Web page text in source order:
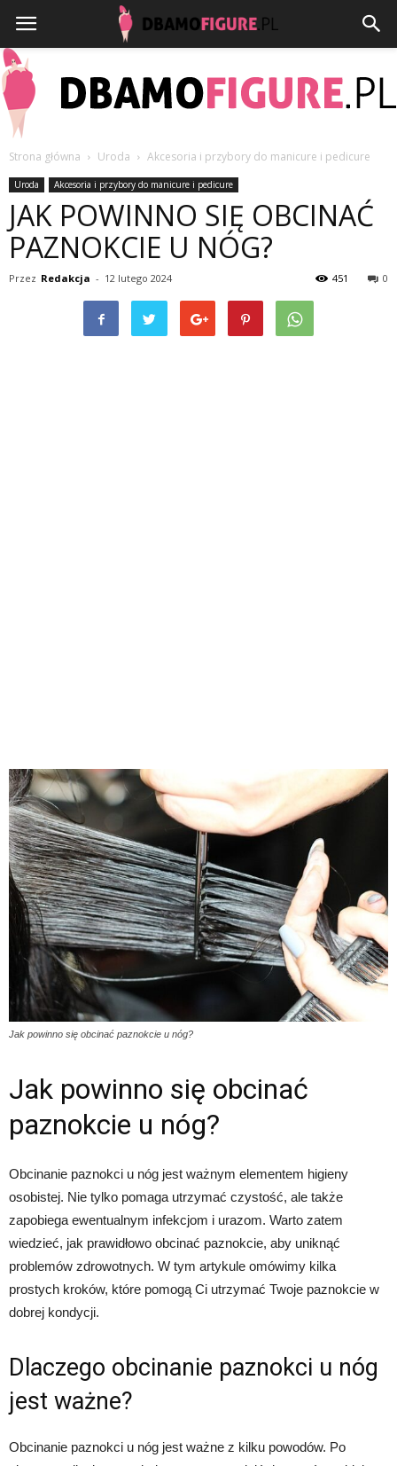
Dbamofigure.pl
Strona główna Uroda Akcesoria i przybory do manicure i pedicure
Uroda Akcesoria i przybory do manicure i pedicure
JAK POWINNO SIĘ OBCINAĆ
PAZNOKCIE U NÓG?
Przez Redakcja - 12 lutego 2024 0
451
Jak powinno się obcinać paznokcie u nóg?
Jak powinno się obcinać
paznokcie u nóg?
Obcinanie paznokci u nóg jest ważnym elementem higieny
osobistej. Nie tylko pomaga utrzymać czystość, ale także
zapobiega ewentualnym infekcjom i urazom. Warto zatem
wiedzieć, jak prawidłowo obcinać paznokcie, aby uniknąć
problemów zdrowotnych. W tym artykule omówimy kilka
prostych kroków, które pomogą Ci utrzymać Twoje paznokcie w
dobrej kondycji.
Dlaczego obcinanie paznokci u nóg
jest ważne?
Obcinanie paznokci u nóg jest ważne z kilku powodów. Po